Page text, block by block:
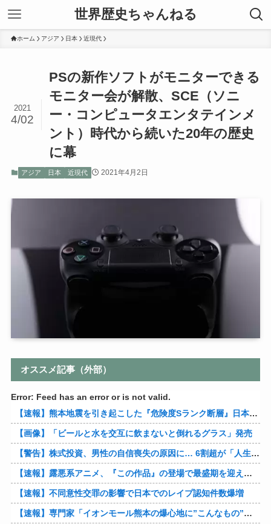
世界歴史ちゃんねる
ホーム アジア 日本 近現代
PSの新作ソフトがモニターできる
モニター会が解散、SCE（ソニ
ー・コンピュータエンタテインメ
ント）時代から続いた20年の歴史
に幕
2021
4/02
アジア 日本 近現代 2021年4月2日
オススメ記事（外部）
Error: Feed has an error or is not valid.
【速報】熊本地震を引き起こした『危険度Sランク断層』日本のド真ん中に10カ所もあると判明
【画像】「ビールと水を交互に飲まないと倒れるグラス」発売
【警告】株式投資、男性の自信喪失の原因に… 6割超が「人生の敗者」自認
【速報】露悪系アニメ、『この作品』の登場で最盛期を迎えてしまう…
【速報】不同意性交罪の影響で日本でのレイプ認知件数爆増
【速報】専門家「イオンモール熊本の爆心地に”こんなもの”があったんだけど…」